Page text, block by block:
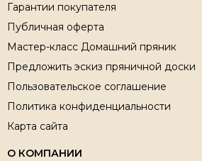
Гарантии покупателя
Публичная оферта
Мастер-класс Домашний пряник
Предложить эскиз пряничной доски
Пользовательское соглашение
Политика конфиденциальности
Карта сайта
О КОМПАНИИ